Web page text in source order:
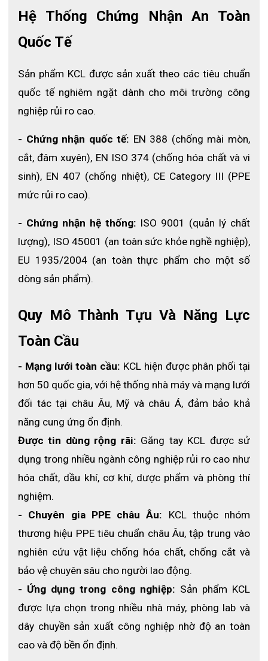
Hệ Thống Chứng Nhận An Toàn
Quốc Tế
Sản phẩm KCL được sản xuất theo các tiêu chuẩn
quốc tế nghiêm ngặt dành cho môi trường công
nghiệp rủi ro cao.
- Chứng nhận quốc tế: EN 388 (chống mài mòn,
cắt, đâm xuyên), EN ISO 374 (chống hóa chất và vi
sinh), EN 407 (chống nhiệt), CE Category III (PPE
mức rủi ro cao).
- Chứng nhận hệ thống: ISO 9001 (quản lý chất
lượng), ISO 45001 (an toàn sức khỏe nghề nghiệp),
EU 1935/2004 (an toàn thực phẩm cho một số
dòng sản phẩm).
Quy Mô Thành Tựu Và Năng Lực
Toàn Cầu
- Mạng lưới toàn cầu: KCL hiện được phân phối tại
hơn 50 quốc gia, với hệ thống nhà máy và mạng lưới
đối tác tại châu Âu, Mỹ và châu Á, đảm bảo khả
năng cung ứng ổn định.
Được tin dùng rộng rãi: Găng tay KCL được sử
dụng trong nhiều ngành công nghiệp rủi ro cao như
hóa chất, dầu khí, cơ khí, dược phẩm và phòng thí
nghiệm.
- Chuyên gia PPE châu Âu: KCL thuộc nhóm
thương hiệu PPE tiêu chuẩn châu Âu, tập trung vào
nghiên cứu vật liệu chống hóa chất, chống cắt và
bảo vệ chuyên sâu cho người lao động.
- Ứng dụng trong công nghiệp: Sản phẩm KCL
được lựa chọn trong nhiều nhà máy, phòng lab và
dây chuyền sản xuất công nghiệp nhờ độ an toàn
cao và độ bền ổn định.